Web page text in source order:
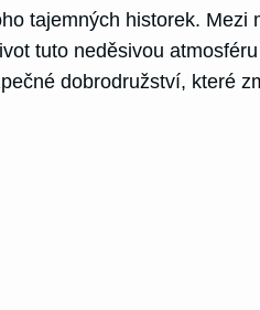
tajemných historek.
tuto neděsivou
dobrodružství, které